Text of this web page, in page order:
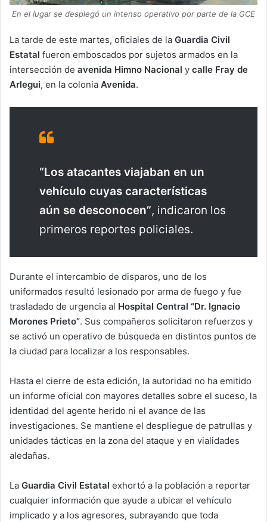
En el lugar se desplegó un intenso operativo por parte de la GCE
La tarde de este martes, oficiales de la Guardia Civil
Estatal fueron emboscados por sujetos armados en la
intersección de avenida Himno Nacional y calle Fray de
Arlegui, en la colonia Avenida.
“Los atacantes viajaban en un
vehículo cuyas características
aún se desconocen”, indicaron los
primeros reportes policiales.
Durante el intercambio de disparos, uno de los
uniformados resultó lesionado por arma de fuego y fue
trasladado de urgencia al Hospital Central “Dr. Ignacio
Morones Prieto”. Sus compañeros solicitaron refuerzos y
se activó un operativo de búsqueda en distintos puntos de
la ciudad para localizar a los responsables.
Hasta el cierre de esta edición, la autoridad no ha emitido
un informe oficial con mayores detalles sobre el suceso, la
identidad del agente herido ni el avance de las
investigaciones. Se mantiene el despliegue de patrullas y
unidades tácticas en la zona del ataque y en vialidades
aledañas.
La Guardia Civil Estatal exhortó a la población a reportar
cualquier información que ayude a ubicar el vehículo
implicado y a los agresores, subrayando que toda